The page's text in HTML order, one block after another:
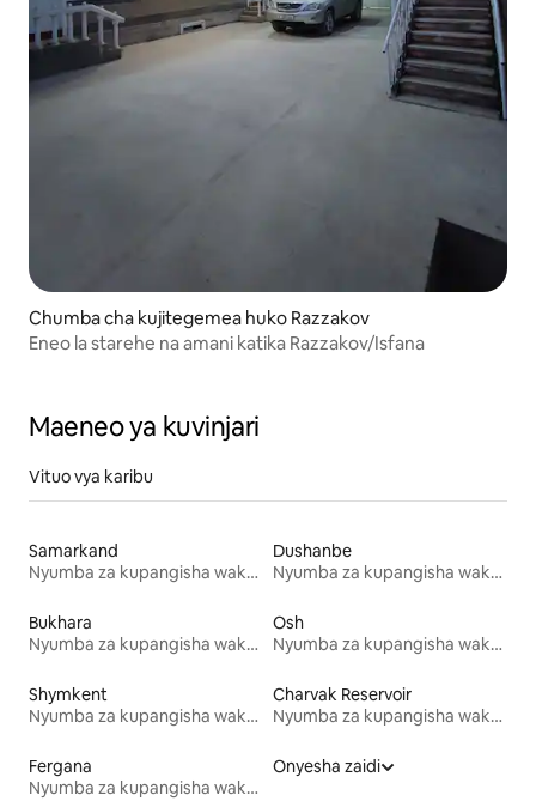
Chumba cha kujitegemea huko Razzakov
Eneo la starehe na amani katika Razzakov/Isfana
Maeneo ya kuvinjari
Vituo vya karibu
Samarkand
Nyumba za kupangisha wakati wa likizo
Dushanbe
Nyumba za kupangisha wakati wa likizo
Bukhara
Nyumba za kupangisha wakati wa likizo
Osh
Nyumba za kupangisha wakati wa likizo
Shymkent
Nyumba za kupangisha wakati wa likizo
Charvak Reservoir
Nyumba za kupangisha wakati wa likizo
Fergana
Nyumba za kupangisha wakati wa likizo
Onyesha zaidi